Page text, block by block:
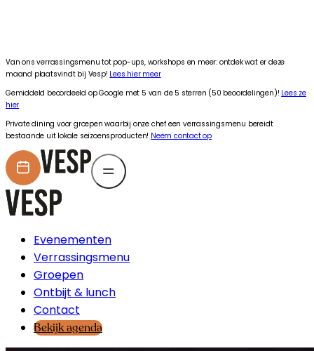
Van ons verrassingsmenu tot pop-ups, workshops en meer: ontdek wat er deze
maand plaatsvindt bij Vesp! Lees hier meer
Gemiddeld beoordeeld op Google met 5 van de 5 sterren (50 beoordelingen)! Lees ze
hier
Private dining voor groepen waarbij onze chef een verrassingsmenu bereidt
bestaande uit lokale seizoensproducten! Neem contact op
Evenementen
Verrassingsmenu
Groepen
Ontbijt & lunch
Contact
Bekijk agenda